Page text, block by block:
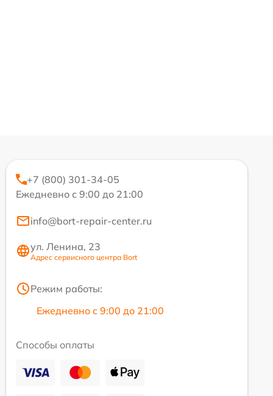
+7 (800) 301-34-05
Ежедневно с 9:00 до 21:00
info@bort-repair-center.ru
ул. Ленина, 23
Адрес сервисного центра Bort
Режим работы:
Ежедневно с 9:00 до 21:00
Способы оплаты